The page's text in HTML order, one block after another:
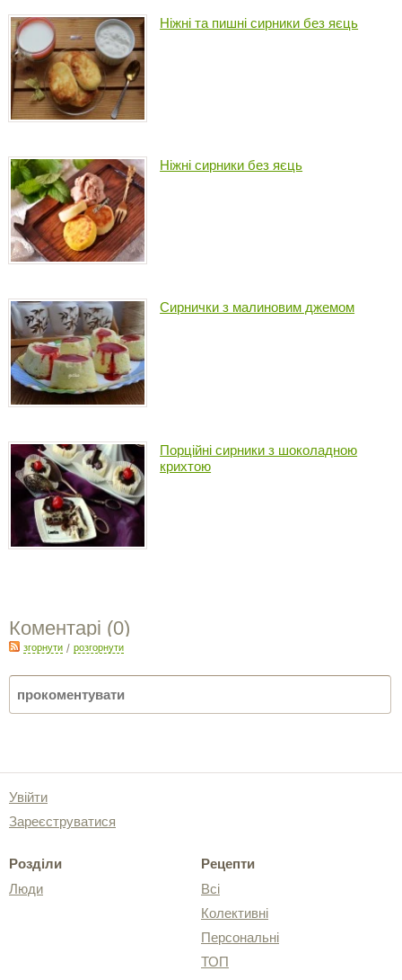
Ніжні та пишні сирники без яєць
Ніжні сирники без яєць
Сирнички з малиновим джемом
Порційні сирники з шоколадною
крихтою
Коментарі (0)
згорнути / розгорнути
Увійти
Зареєструватися
Розділи
Люди
Рецепти
Всі
Колективні
Персональні
ТОП